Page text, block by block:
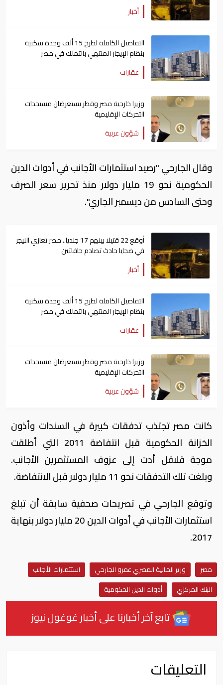
أخبار
التفاصيل الكاملة لطرح 15 ألف وحدة سكنية
بنظام الإيجار المنتهي بالتملك في مصر
عقارات
وزيرا خارجية مصر وقطر يستعرضان مستجدات
التحركات الإقليمية
شؤون عربية
وقال الجارحي "رصيد استثمارات الأجانب في أدوات الدين
الحكومية نحو 19 مليار دولار منذ تحرير سعر الصرف
وحتى السادس من ديسمبر الجاري".
أوقع 22 قتيلا بينهم 17 جنديا.. مصر تعازي النيجر
في ضحايا حادث تصادم حافلتين
أخبار
التفاصيل الكاملة لطرح 15 ألف وحدة سكنية
بنظام الإيجار المنتهي بالتملك في مصر
عقارات
وزيرا خارجية مصر وقطر يستعرضان مستجدات
التحركات الإقليمية
شؤون عربية
كانت مصر تجتذب تدفقات كبيرة في السندات وأذون
الخزانة الحكومية قبل انتفاضة 2011 التي أطلقت
موجة قلاقل أدت إلى عزوف المستثمرين الأجانب.
وبلغت تلك التدفقات نحو 11 مليار دولار قبل الانتفاضة.
وتوقع الجارحي في تصريحات صحفية سابقة أن تبلغ
استثمارات الأجانب في أدوات الدين 20 مليار دولار بنهاية
2017.
مصر وزير المالية المصري عمرو الجارحي
استثمارات الأجانب
البنك المركزي
أدوات الدين الحكومية
تابع آخر أخبارنا على أخبار غوغول نيوز
التعليقات